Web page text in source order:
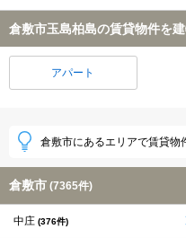
倉敷市玉島柏島の賃貸物件を
アパート
倉敷市にあるエリアで賃貸物
倉敷市 (7365件)
中庄 (376件)